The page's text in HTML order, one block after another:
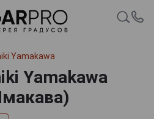
Yamakawa
Yamakawa